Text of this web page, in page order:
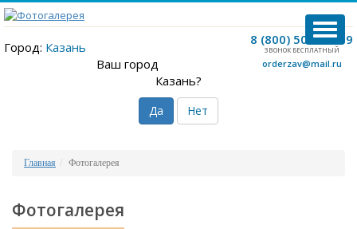
8 (800) 500-12-09
ЗВОНОК БЕСПЛАТНЫЙ
orderzav@mail.ru
Город: Казань
Ваш город
Казань?
Да Нет
Главная Фотогалерея
Фотогалерея